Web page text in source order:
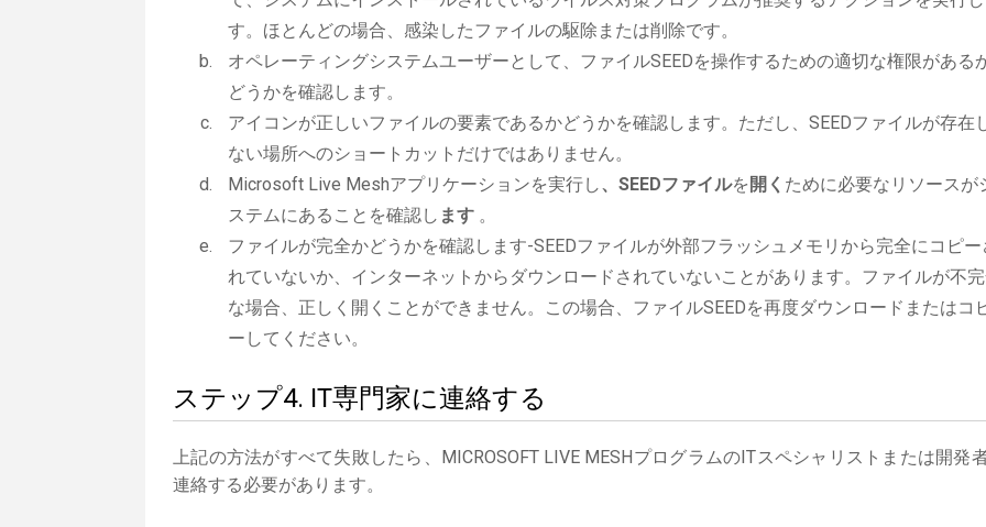
す。ほとんどの場合、感染したファイルの駆除または削除です。
オペレーティングシステムユーザーとして、ファイルSEEDを操作するための適切な権限がある
どうかを確認します。
アイコンが正しいファイルの要素であるかどうかを確認します。ただし、SEEDファイルが存在
ない場所へのショートカットだけではありません。
Microsoft Live Meshアプリケーションを実行し、SEEDファイルを 開く ために必要なリソースが
ステムにあることを確認し ます 。
ファイルが完全かどうかを確認します-SEEDファイルが外部フラッシュメモリから完全にコピー
れていないか、インターネットからダウンロードされていないことがあります。ファイルが不
な場合、正しく開くことができません。この場合、ファイルSEEDを再度ダウンロードまたはコ
ーしてください。
ステップ4. IT専門家に連絡する
上記の方法がすべて失敗したら、MICROSOFT LIVE MESHプログラムのITスペシャリストまたは開発
連絡する必要があります。